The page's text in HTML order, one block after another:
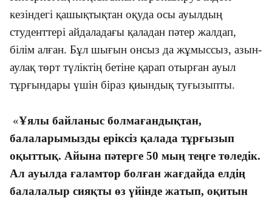
кезіндегі қашықтықтан оқуда осы ауылдың
студенттері айдаладағы қаладан пәтер жалдап,
білім алған. Бұл шығын онсыз да жұмыссыз, азын-
аулақ төрт түліктің бетіне қарап отырған ауыл
тұрғындары үшін біраз қиындық туғызыпты.
«Ұялы байланыс болмағандықтан,
балаларымызды еріксіз қалада тұрғызып
оқыттық. Айына пәтерге 50 мың теңге төледік.
Ал ауылда ғаламтор болған жағдайда елдің
балалалыр сияқты өз үйінде жатып, оқитын